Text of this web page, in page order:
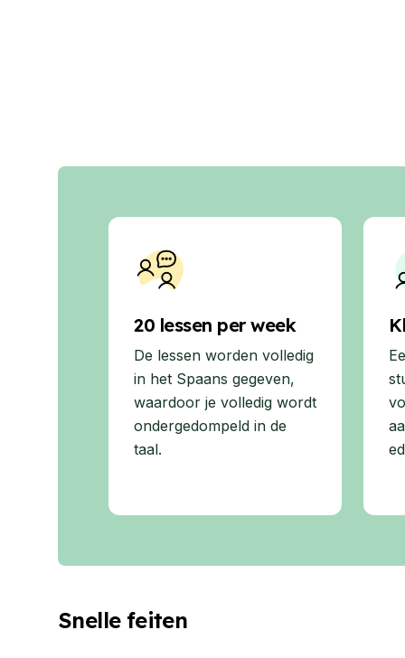
20 lessen per week
De lessen worden volledig
in het Spaans gegeven,
waardoor je volledig wordt
ondergedompeld in de
taal.
Snelle feiten